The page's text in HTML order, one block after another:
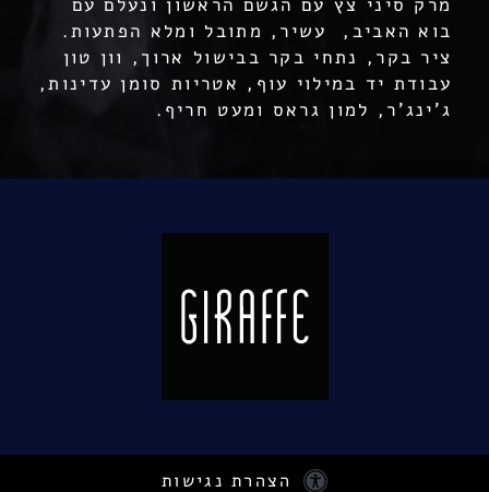
מרק סיני צץ עם הגשם הראשון ונעלם עם
בוא האביב, עשיר, מתובל ומלא הפתעות.
ציר בקר, נתחי בקר בבישול ארוך, וון טון
עבודת יד במילוי עוף, אטריות סומן עדינות,
ג'ינג'ר, למון גראס ומעט חריף.
הצהרת נגישות